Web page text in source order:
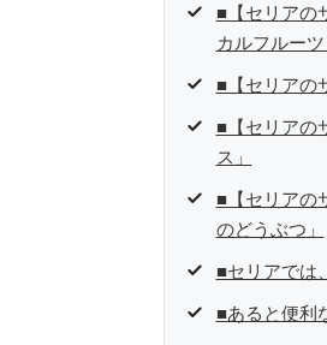
■【セリアの
カルフルーツ
■【セリアの
■【セリアの
ス」
■【セリアの
のどうぶつ」
■セリアでは
■あると便利